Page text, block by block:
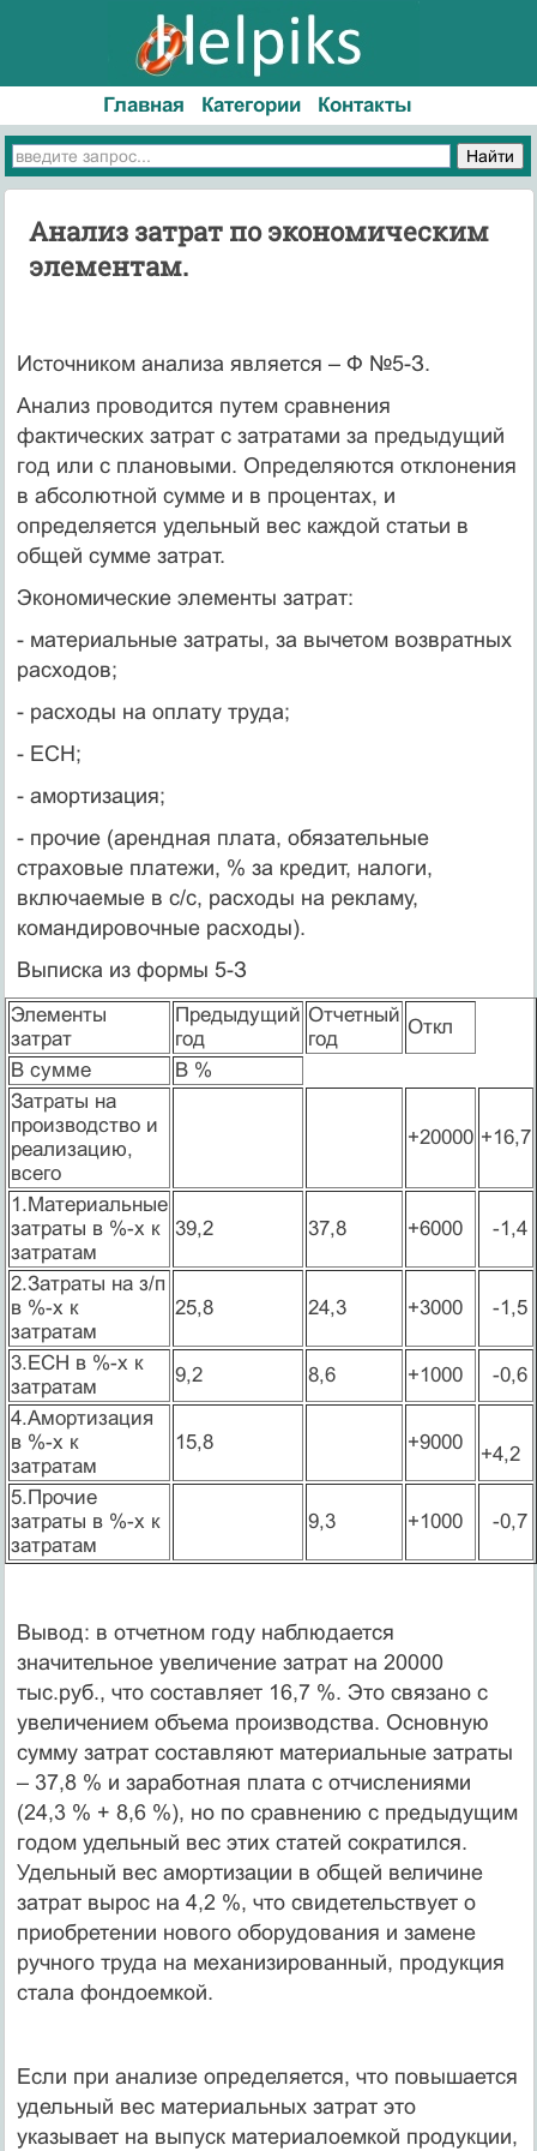
Главная Категории Контакты
Анализ затрат по экономическим
элементам.
Источником анализа является – Ф №5-З.
Анализ проводится путем сравнения
фактических затрат с затратами за предыдущий
год или с плановыми. Определяются отклонения
в абсолютной сумме и в процентах, и
определяется удельный вес каждой статьи в
общей сумме затрат.
Экономические элементы затрат:
- материальные затраты, за вычетом возвратных
расходов;
- расходы на оплату труда;
- ЕСН;
- амортизация;
- прочие (арендная плата, обязательные
страховые платежи, % за кредит, налоги,
включаемые в с/с, расходы на рекламу,
командировочные расходы).
Выписка из формы 5-З
Элементы
затрат
Предыдущий
год
Отчетный
год
Откл
В сумме
В %
Затраты на
производство и
реализацию,
всего
+20000 +16,7
1.Материальные
затраты в %-х к
затратам
39,2 37,8 +6000 -1,4
2.Затраты на з/п
в %-х к
затратам
25,8 24,3 +3000 -1,5
3.ЕСН в %-х к
затратам
9,2 8,6 +1000
-0,6
4.Амортизация
в %-х к
затратам
15,8 +9000
+4,2
5.Прочие
затраты в %-х к
затратам
9,3 +1000 -0,7
Вывод: в отчетном году наблюдается
значительное увеличение затрат на 20000
тыс.руб., что составляет 16,7 %. Это связано с
увеличением объема производства. Основную
сумму затрат составляют материальные затраты
– 37,8 % и заработная плата с отчислениями
(24,3 % + 8,6 %), но по сравнению с предыдущим
годом удельный вес этих статей сократился.
Удельный вес амортизации в общей величине
затрат вырос на 4,2 %, что свидетельствует о
приобретении нового оборудования и замене
ручного труда на механизированный, продукция
стала фондоемкой.
Если при анализе определяется, что повышается
удельный вес материальных затрат это
указывает на выпуск материалоемкой продукции,